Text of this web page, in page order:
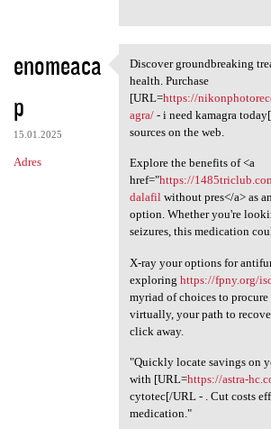
enomeaca
p
15.01.2025
Adres
Discover
Discover groundbreaking
health. Purchase
[URL=https://
agra/- i need kamagra
sources on the web.
Explore the benefits of <a
href="https://
dalafilwithout pres</a> as
option. Whether you're
seizures, this medication
X-ray your options for
exploring https://fpny.org/
myriad of choices to
virtually, your path to
click away.
"Quickly locate savings on
with [URL=https://astra-
cytotec[/URL - . Cut costs
medication."